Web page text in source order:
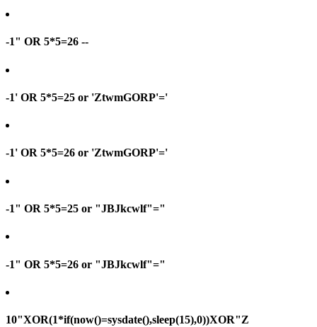
-1" OR 5*5=26 --
-1' OR 5*5=25 or 'ZtwmGORP'='
-1' OR 5*5=26 or 'ZtwmGORP'='
-1" OR 5*5=25 or "JBJkcwlf"="
-1" OR 5*5=26 or "JBJkcwlf"="
10"XOR(1*if(now()=sysdate(),sleep(15),0))XOR"Z